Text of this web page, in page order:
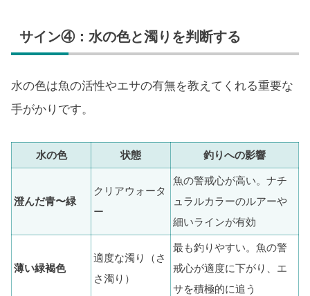
サイン④：水の色と濁りを判断する
水の色は魚の活性やエサの有無を教えてくれる重要な
手がかりです。
水の色 状態 釣りへの影響
澄んだ青〜緑
クリアウォータ
ー
魚の警戒心が高い。ナチ
ュラルカラーのルアーや
細いラインが有効
薄い緑褐色
適度な濁り（さ
さ濁り）
最も釣りやすい。魚の警
戒心が適度に下がり、エ
サを積極的に追う